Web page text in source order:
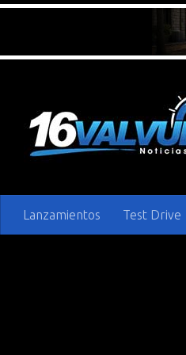
Lanzamientos Test Drive